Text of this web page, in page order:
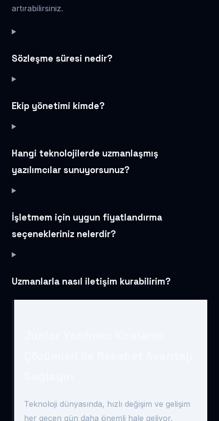
artırabilirsiniz.
Sözleşme süresi nedir?
Ekip yönetimi kimde?
Hangi teknolojilerde uzmanlaşmış
yazılımcılar sunuyorsunuz?
İşletmem için uygun fiyatlandırma
seçenekleriniz nelerdir?
Uzmanlarla nasıl iletişim kurabilirim?
Teknoloji dünyasında, hızlı değişim ve gelişim
her geçen gün daha önemli hale geliyor.